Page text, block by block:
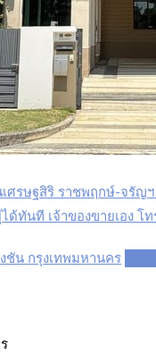
ศรษฐสิริ ราชพฤกษ์-จรัญฯ
ด้ทันที เจ้าของขายเอง โ
ชัน กรุงเทพมหานคร